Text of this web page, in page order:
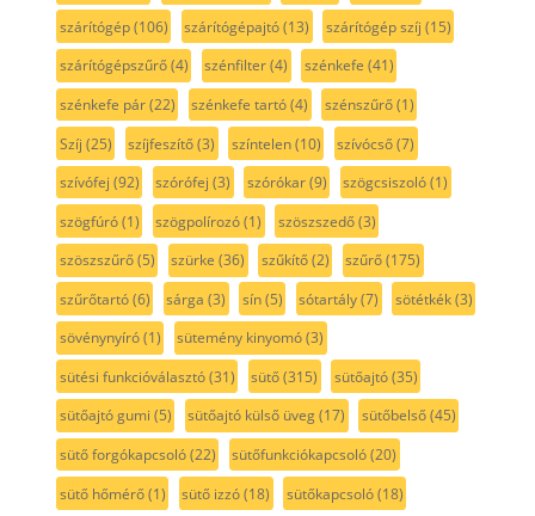
szárítógép(106) szárítógépajtó(13) szárítógép szíj (15)
szárítógépszűrő(4) szénfilter(4) szénkefe (41)
szénkefe pár(22) szénkefe tartó(4) szénszűrő(1)
Szíj (25) szíjfeszítő(3) színtelen(10) szívócső(7)
szívófej (92) szórófej (3) szórókar(9) szögcsiszoló(1)
szögfúró(1) szögpolírozó(1) szöszszedő(3)
szöszszűrő(5) szürke (36) szűkítő(2) szűrő(175)
szűrőtartó(6) sárga (3) sín(5) sótartály(7) sötétkék(3)
sövénynyíró(1) sütemény kinyomó(3)
sütési funkcióválasztó(31) sütő(315) sütőajtó(35)
sütőajtó gumi (5) sütőajtó külső üveg(17) sütőbelső(45)
sütő forgókapcsoló(22) sütőfunkciókapcsoló(20)
sütő hőmérő(1) sütő izzó(18) sütőkapcsoló(18)